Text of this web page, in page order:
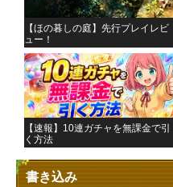
【ほの暮しの庭】先行プレイレビ
ュー！
【速報】10連ガチャを無課金で引
く方法
書き込み